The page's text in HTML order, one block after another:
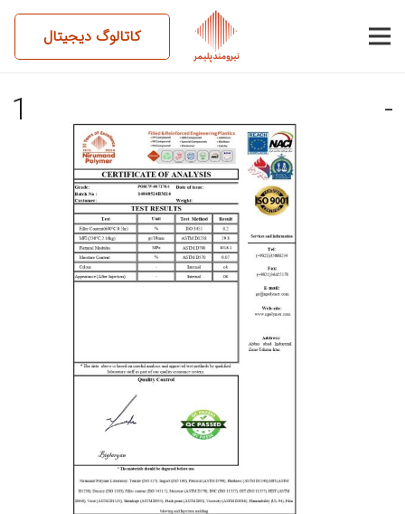
کاتالوگ دیجیتال
14040524BM14-PO8CW-60-
7170-4